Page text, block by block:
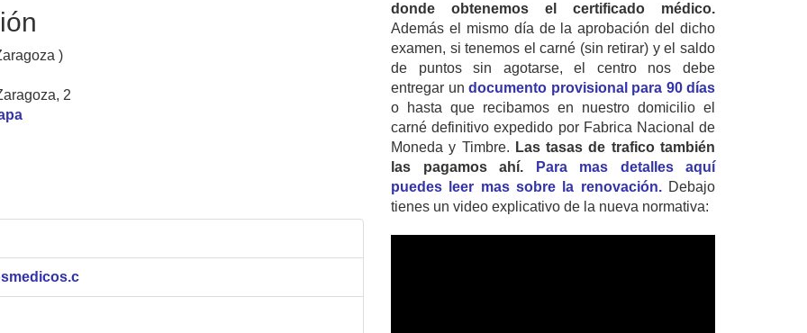
)
2
donde obtenemos el certificado médico.
Además el mismo día de la aprobación del dicho
examen, si tenemos el carné (sin retirar) y el saldo
de puntos sin agotarse, el centro nos debe
entregar un documento provisional para 90 días
o hasta que recibamos en nuestro domicilio el
carné definitivo expedido por Fabrica Nacional de
Moneda y Timbre. Las tasas de trafico también
las pagamos ahí.
Para mas detalles aquí
puedes leer mas sobre la renovación.Debajo
tienes un video explicativo de la nueva normativa: